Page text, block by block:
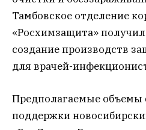
Тамбовское отделение
«Росхимзащита»
создание производств
для врачей-
Предполагаемые объемы
поддержки